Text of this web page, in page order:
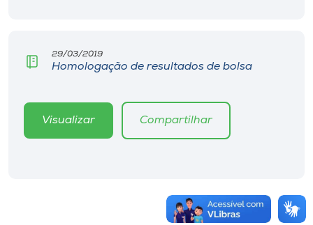
29/03/2019
Homologação de resultados de bolsa
Visualizar Compartilhar